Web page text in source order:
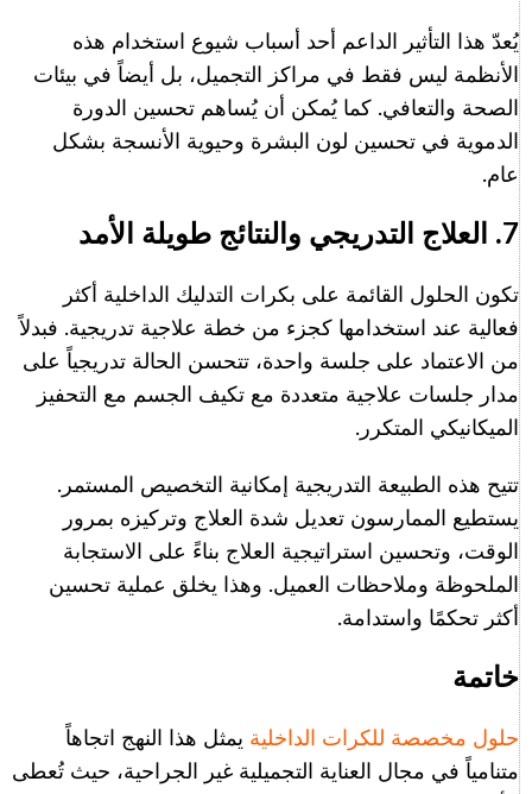
يُعدّ هذا التأثير الداعم أحد أسباب شيوع استخدام هذه
الأنظمة ليس فقط في مراكز التجميل، بل أيضاً في بيئات
الصحة والتعافي. كما يُمكن أن يُساهم تحسين الدورة
الدموية في تحسين لون البشرة وحيوية الأنسجة بشكل
عام.
7. العلاج التدريجي والنتائج طويلة الأمد
تكون الحلول القائمة على بكرات التدليك الداخلية أكثر
فعالية عند استخدامها كجزء من خطة علاجية تدريجية. فبدلاً
من الاعتماد على جلسة واحدة، تتحسن الحالة تدريجياً على
مدار جلسات علاجية متعددة مع تكيف الجسم مع التحفيز
الميكانيكي المتكرر.
تتيح هذه الطبيعة التدريجية إمكانية التخصيص المستمر.
يستطيع الممارسون تعديل شدة العلاج وتركيزه بمرور
الوقت، وتحسين استراتيجية العلاج بناءً على الاستجابة
الملحوظة وملاحظات العميل. وهذا يخلق عملية تحسين
أكثر تحكمًا واستدامة.
خاتمة
حلول مخصصة للكرات الداخلية يمثل هذا النهج اتجاهاً
متنامياً في مجال العناية التجميلية غير الجراحية، حيث تُعطى